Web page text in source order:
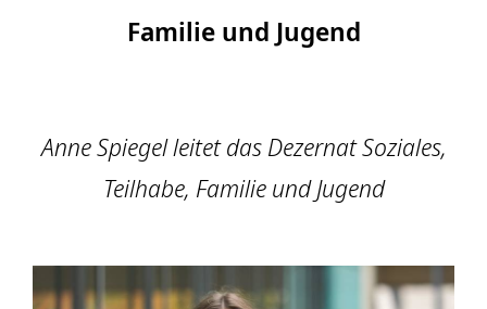
Familie und Jugend
Anne Spiegel leitet das Dezernat Soziales,
Teilhabe, Familie und Jugend